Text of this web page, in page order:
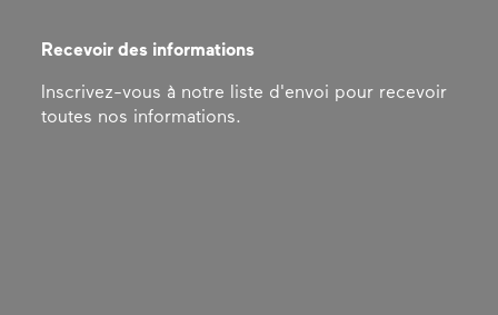
Recevoir des informations
Inscrivez-vous à notre liste d'envoi pour recevoir
toutes nos informations.